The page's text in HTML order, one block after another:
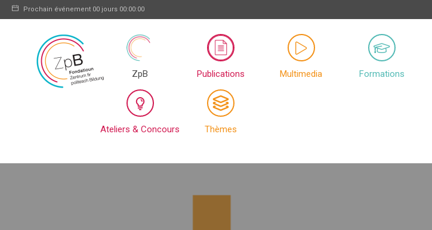
Prochain événement 00 jours 00:00:00
ZpB Publications Multimedia Formations
Ateliers & Concours Thèmes